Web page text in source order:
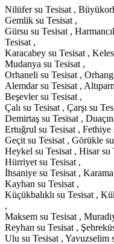
Nilüfer su Tesisat ,
Gemlik su Tesisat ,
Gürsu su Tesisat ,
Tesisat ,
Karacabey su Tesisat ,
Mudanya su Tesisat ,
Orhaneli su Tesisat ,
Alemdar su Tesisat ,
Beşevler su Tesisat ,
Çalı su Tesisat , Çarşı su
Demirtaş su Tesisat ,
Ertuğrul su Tesisat , Fethiye
Geçit su Tesisat , Görükle
Heykel su Tesisat , Hisar su
Hürriyet su Tesisat ,
İhsaniye su Tesisat ,
Kayhan su Tesisat ,
Küçükbalıklı su Tesisat ,
,
Maksem su Tesisat ,
Reyhan su Tesisat ,
Ulu su Tesisat , Yavuzselim